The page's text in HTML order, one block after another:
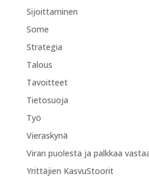
Sijoittaminen
Some
Strategia
Talous
Tavoitteet
Tietosuoja
Työ
Vieraskynä
Viran puolesta ja palkkaa
Yrittäjien KasvuStoorit